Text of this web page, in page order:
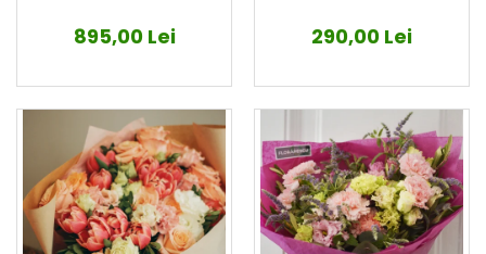
895,00 Lei 290,00 Lei